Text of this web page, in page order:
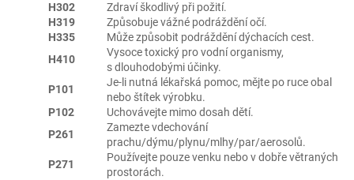
H302
Zdraví škodlivý při požití.
H319
Způsobuje vážné podráždění očí.
H335
Může způsobit podráždění dýchacích cest.
H410
Vysoce toxický pro vodní organismy,
s dlouhodobými účinky.
P101
Je-li nutná lékařská pomoc, mějte po ruce obal
nebo štítek výrobku.
P102
Uchovávejte mimo dosah dětí.
P261
Zamezte vdechování
prachu/dýmu/plynu/mlhy/par/aerosolů.
P271
Používejte pouze venku nebo v dobře větraných
prostorách.